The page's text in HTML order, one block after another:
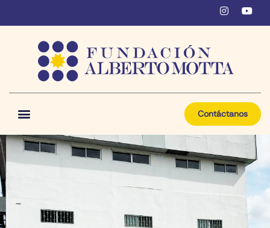
Contáctanos